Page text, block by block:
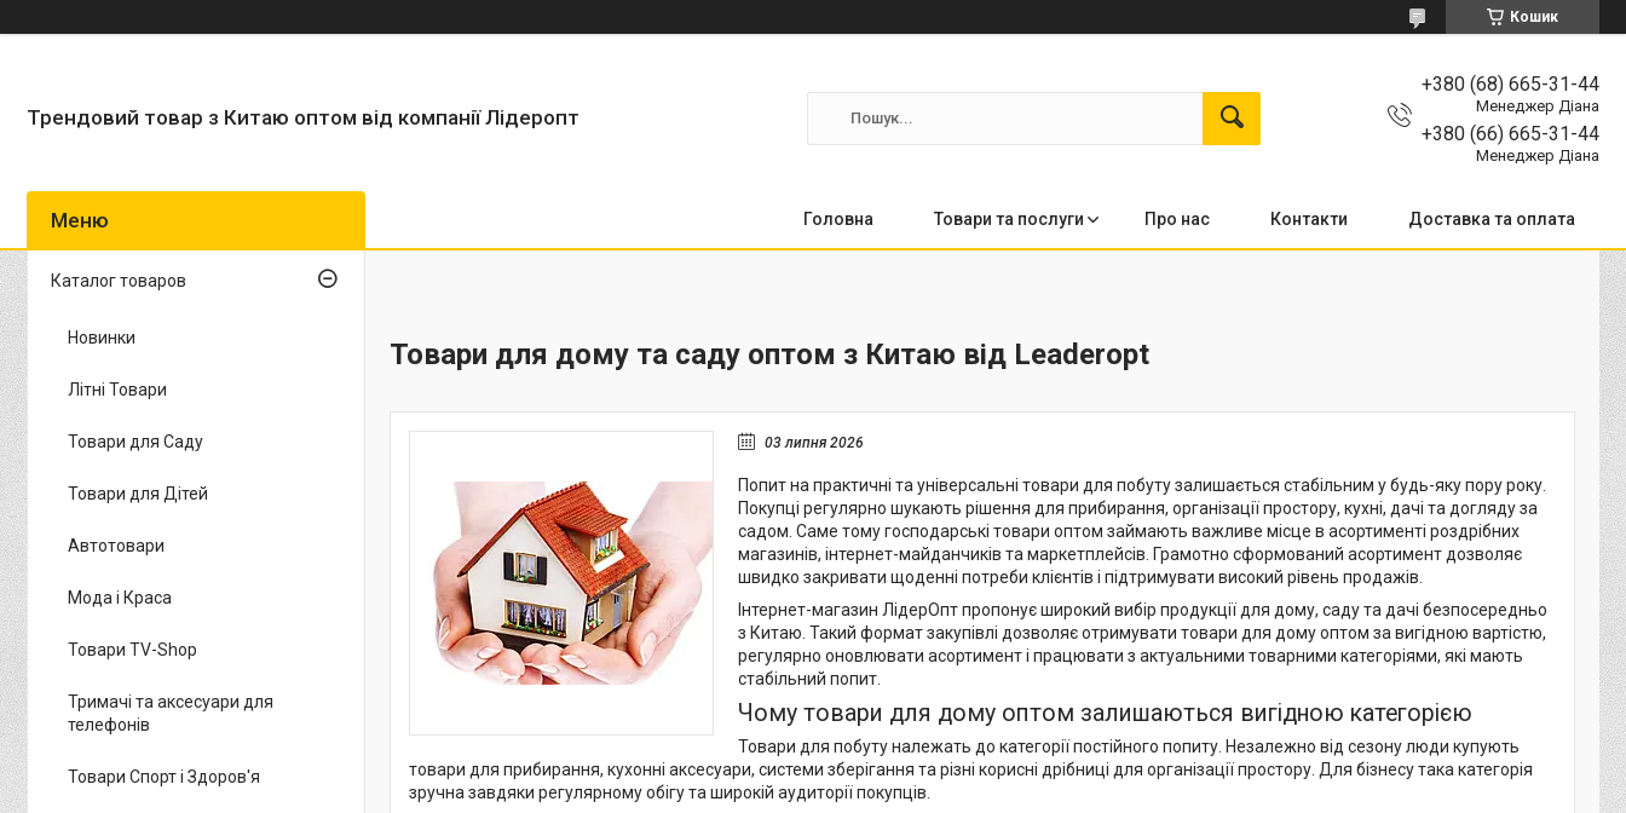
Кошик
Трендовий товар з Китаю оптом від компанії Лідеропт
+380 (68) 665-31-44
Менеджер Діана
+380 (66) 665-31-44
Менеджер Діана
Головна Товари та послуги Про нас Контакти Доставка та оплата
Товари для дому та саду оптом з Китаю від Leaderopt
03 липня 2026
Попит на практичні та універсальні товари для побуту залишається стабільним у будь-яку пору року.
Покупці регулярно шукають рішення для прибирання, організації простору, кухні, дачі та догляду за
садом. Саме тому господарські товари оптом займають важливе місце в асортименті роздрібних
магазинів, інтернет-майданчиків та маркетплейсів. Грамотно сформований асортимент дозволяє
швидко закривати щоденні потреби клієнтів і підтримувати високий рівень продажів.
Інтернет-магазин ЛідерОпт пропонує широкий вибір продукції для дому, саду та дачі безпосередньо
з Китаю. Такий формат закупівлі дозволяє отримувати товари для дому оптом за вигідною вартістю,
регулярно оновлювати асортимент і працювати з актуальними товарними категоріями, які мають
стабільний попит.
Чому товари для дому оптом залишаються вигідною категорією
Товари для побуту належать до категорії постійного попиту. Незалежно від сезону люди купують
товари для прибирання, кухонні аксесуари, системи зберігання та різні корисні дрібниці для організації простору. Для бізнесу така категорія
зручна завдяки регулярному обігу та широкій аудиторії покупців.
Каталог товаров
Новинки
Літні Товари
Товари для Саду
Товари для Дітей
Автотовари
Мода і Краса
Товари TV-Shop
Тримачі та аксесуари для
телефонів
Товари Спорт і Здоров'я